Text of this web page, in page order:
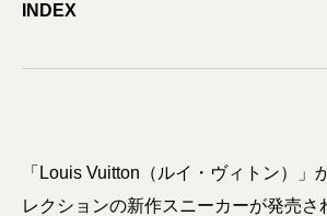
INDEX
「Louis Vuitton（ルイ・ヴィトン）」
レクションの新作スニーカーが発売さ